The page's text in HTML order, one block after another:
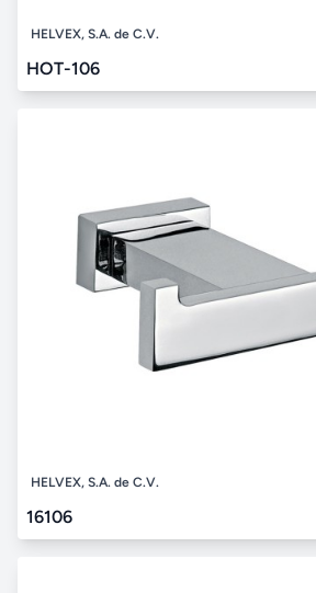
HELVEX, S.A. de C.V.
HOT-106
HELVEX, S.A. de C.V.
16106